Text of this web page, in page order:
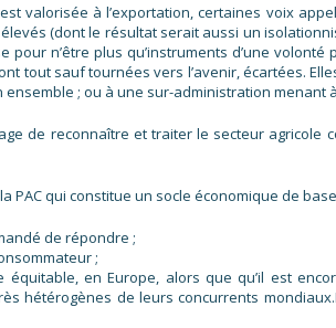
valorisée à l’exportation, certaines voix
(dont le résultat serait aussi un
n’être plus qu’instruments d’une
tout sauf tournées vers l’avenir, écartées.
; ou à une sur-administration
de reconnaître et traiter le secteur
qui constitue un socle économique de
de répondre ;
;
en Europe, alors que qu’il est
de leurs concurrents